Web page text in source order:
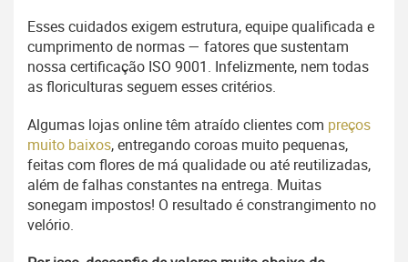
Esses cuidados exigem estrutura, equipe qualificada e
cumprimento de normas — fatores que sustentam
nossa certificação ISO 9001. Infelizmente, nem todas
as floriculturas seguem esses critérios.
Algumas lojas online têm atraído clientes com preços
muito baixos, entregando coroas muito pequenas,
feitas com flores de má qualidade ou até reutilizadas,
além de falhas constantes na entrega. Muitas
sonegam impostos! O resultado é constrangimento no
velório.